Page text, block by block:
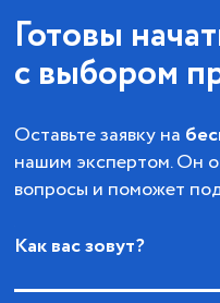
Готовы
с выбором
Оставьте заявку на
нашим экспертом. Он
вопросы и поможет
Как вас зовут?